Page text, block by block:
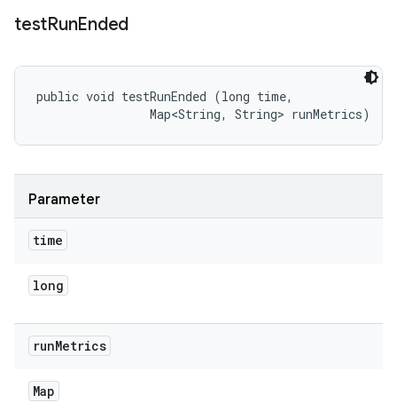
testRunEnded
public void testRunEnded (long time,
                Map<String, String> runMetrics)
Parameter
time
long
runMetrics
Map